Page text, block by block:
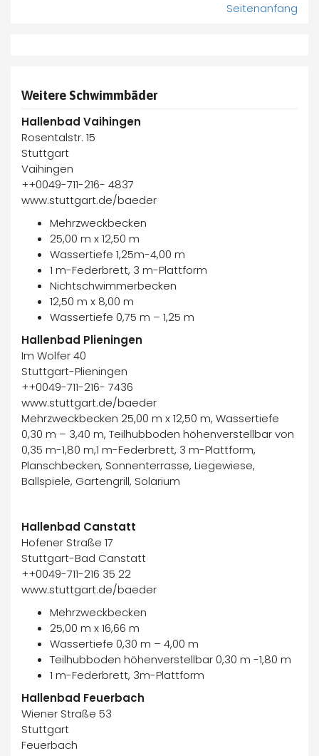
Seitenanfang
Weitere Schwimmbäder
Hallenbad Vaihingen
Rosentalstr. 15
Stuttgart
Vaihingen
++0049-711-216- 4837
www.stuttgart.de/baeder
Mehrzweckbecken
25,00 m x 12,50 m
Wassertiefe 1,25m-4,00 m
1 m-Federbrett, 3 m-Plattform
Nichtschwimmerbecken
12,50 m x 8,00 m
Wassertiefe 0,75 m – 1,25 m
Hallenbad Plieningen
Im Wolfer 40
Stuttgart-Plieningen
++0049-711-216- 7436
www.stuttgart.de/baeder
Mehrzweckbecken 25,00 m x 12,50 m, Wassertiefe
0,30 m – 3,40 m, Teilhubboden höhenverstellbar von
0,35 m-1,80 m,1 m-Federbrett, 3 m-Plattform,
Planschbecken, Sonnenterrasse, Liegewiese,
Ballspiele, Gartengrill, Solarium
Hallenbad Canstatt
Hofener Straße 17
Stuttgart-Bad Canstatt
++0049-711-216 35 22
www.stuttgart.de/baeder
Mehrzweckbecken
25,00 m x 16,66 m
Wassertiefe 0,30 m – 4,00 m
Teilhubboden höhenverstellbar 0,30 m -1,80 m
1 m-Federbrett, 3m-Plattform
Hallenbad Feuerbach
Wiener Straße 53
Stuttgart
Feuerbach